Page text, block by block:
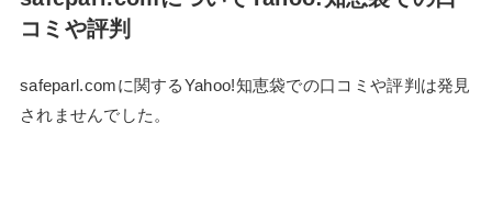
コミや評判
safeparl.comに関するYahoo!知恵袋での口コミや評判は発見
されませんでした。